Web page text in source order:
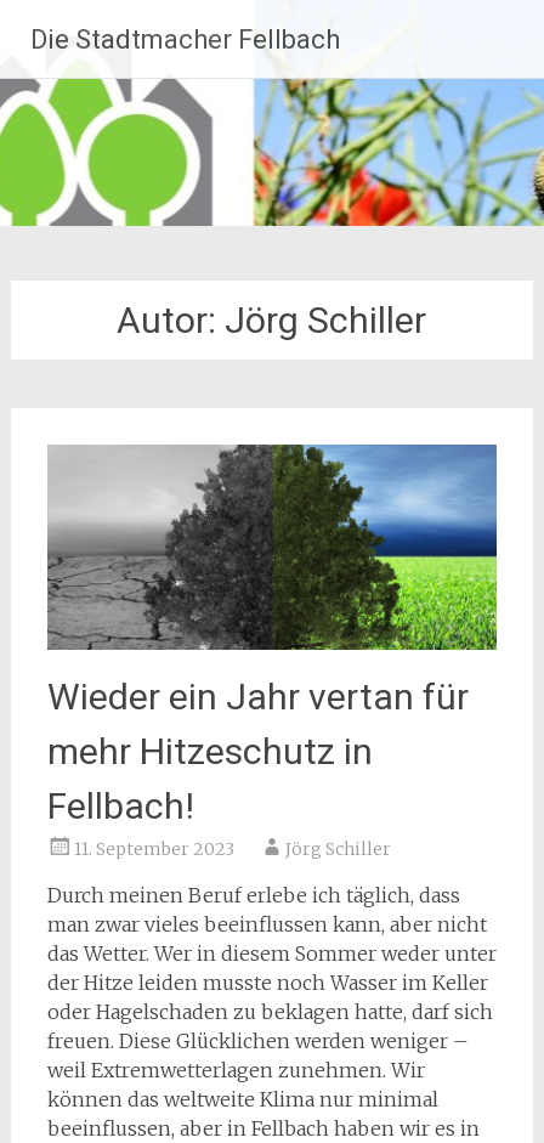
Inhalt
springen
Die Stadtmacher Fellbach
Autor: Jörg Schiller
Wieder ein Jahr vertan für
mehr Hitzeschutz in
Fellbach!
11. September 2023 Jörg Schiller
Durch meinen Beruf erlebe ich täglich, dass
man zwar vieles beeinflussen kann, aber nicht
das Wetter. Wer in diesem Sommer weder unter
der Hitze leiden musste noch Wasser im Keller
oder Hagelschaden zu beklagen hatte, darf sich
freuen. Diese Glücklichen werden weniger –
weil Extremwetterlagen zunehmen. Wir
können das weltweite Klima nur minimal
beeinflussen, aber in Fellbach haben wir es in